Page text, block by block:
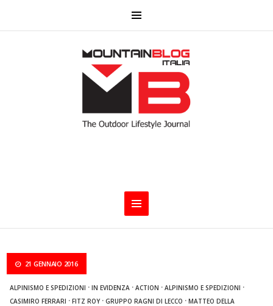
21 GENNAIO 2016
ALPINISMO E SPEDIZIONI ·IN EVIDENZA ·ACTION ·ALPINISMO E SPEDIZIONI ·
CASIMIRO FERRARI ·FITZ ROY·GRUPPO RAGNI DI LECCO ·MATTEO DELLA